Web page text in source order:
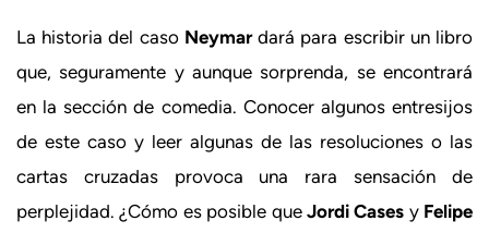
La historia del caso Neymardará para escribir un libro
que, seguramente y aunque sorprenda, se encontrará
en la sección de comedia. Conocer algunos entresijos
de este caso y leer algunas de las resoluciones o las
cartas cruzadas provoca una rara sensación de
perplejidad. ¿Cómo es posible que Jordi Cases y Felipe